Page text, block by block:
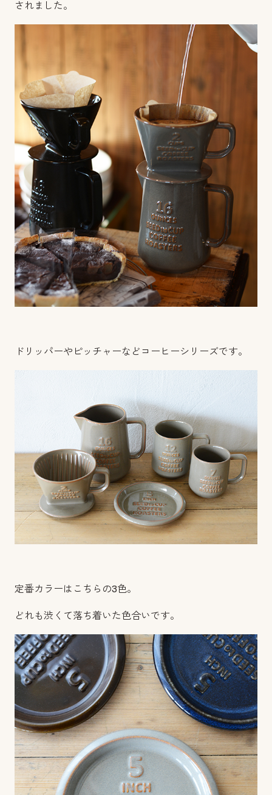
されました。
ドリッパーやピッチャーなどコーヒーシリーズです。
定番カラーはこちらの3色。
どれも渋くて落ち着いた色合いです。